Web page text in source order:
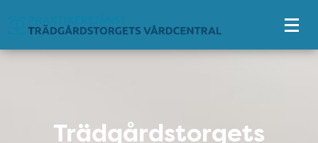
Trädgårdstorgets Vårdcentral
Trädgårdstorgets